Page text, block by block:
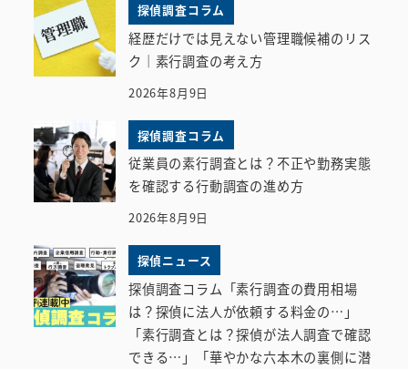
探偵調査コラム
経歴だけでは見えない管理職候補のリス
ク｜素行調査の考え方
2026年8月9日
探偵調査コラム
従業員の素行調査とは？不正や勤務実態
を確認する行動調査の進め方
2026年8月9日
探偵ニュース
探偵調査コラム「素行調査の費用相場
は？探偵に法人が依頼する料金の…」
「素行調査とは？探偵が法人調査で確認
できる…」「華やかな六本木の裏側に潜